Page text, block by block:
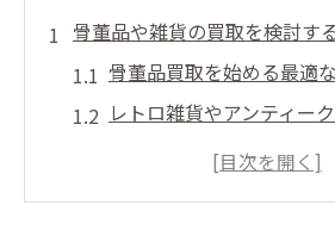
骨董品や雑貨の買取を検討す
骨董品買取を始める最適
レトロ雑貨やアンティー
買取で失敗しないための